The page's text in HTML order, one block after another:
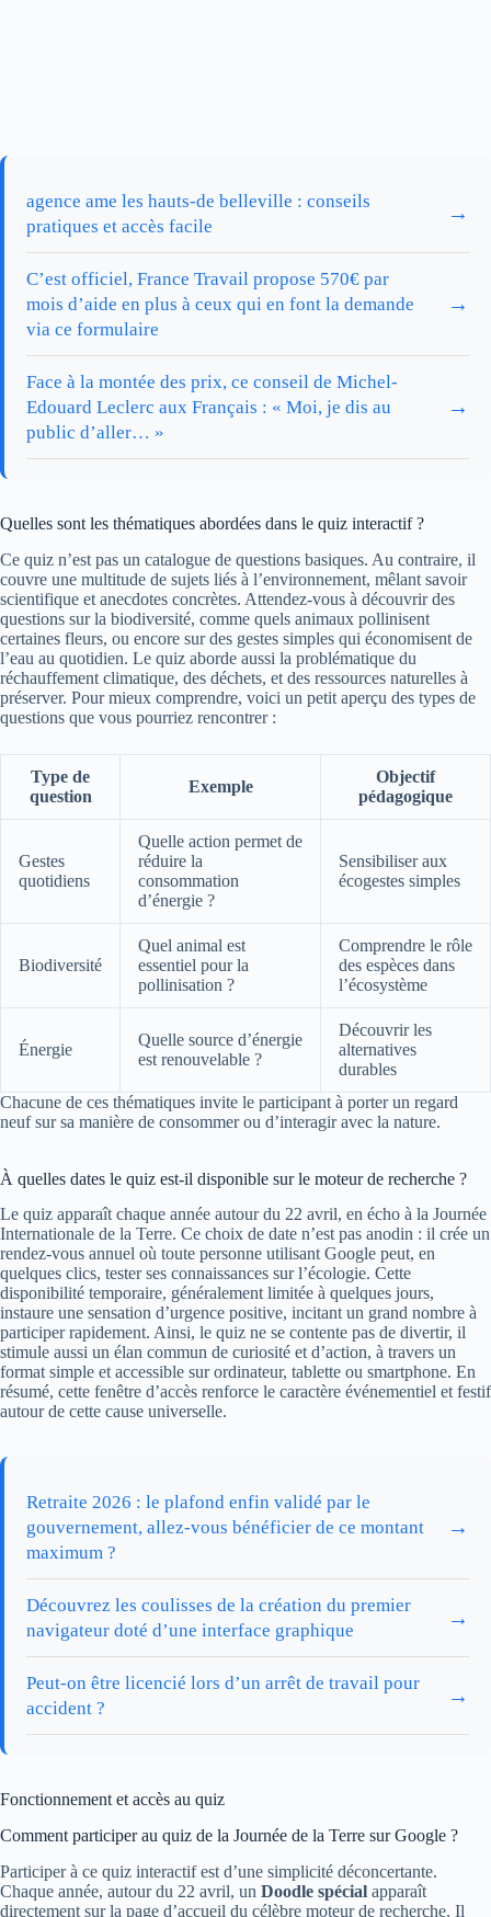
agence ame les hauts-de belleville : conseils
pratiques et accès facile
→
C’est officiel, France Travail propose 570€ par
mois d’aide en plus à ceux qui en font la demande
via ce formulaire
→
Face à la montée des prix, ce conseil de Michel-
Edouard Leclerc aux Français : « Moi, je dis au
public d’aller… »
→
Quelles sont les thématiques abordées dans le quiz interactif ?
Ce quiz n’est pas un catalogue de questions basiques. Au contraire, il
couvre une multitude de sujets liés à l’environnement, mêlant savoir
scientifique et anecdotes concrètes. Attendez-vous à découvrir des
questions sur la biodiversité, comme quels animaux pollinisent
certaines fleurs, ou encore sur des gestes simples qui économisent de
l’eau au quotidien. Le quiz aborde aussi la problématique du
réchauffement climatique, des déchets, et des ressources naturelles à
préserver. Pour mieux comprendre, voici un petit aperçu des types de
questions que vous pourriez rencontrer :
Type de
question
Exemple
Objectif
pédagogique
Gestes
quotidiens
Quelle action permet de
réduire la
consommation
d’énergie ?
Sensibiliser aux
écogestes simples
Biodiversité
Quel animal est
essentiel pour la
pollinisation ?
Comprendre le rôle
des espèces dans
l’écosystème
Énergie
Quelle source d’énergie
est renouvelable ?
Découvrir les
alternatives
durables
Chacune de ces thématiques invite le participant à porter un regard
neuf sur sa manière de consommer ou d’interagir avec la nature.
À quelles dates le quiz est-il disponible sur le moteur de recherche ?
Le quiz apparaît chaque année autour du 22 avril, en écho à la Journée
Internationale de la Terre. Ce choix de date n’est pas anodin : il crée un
rendez-vous annuel où toute personne utilisant Google peut, en
quelques clics, tester ses connaissances sur l’écologie. Cette
disponibilité temporaire, généralement limitée à quelques jours,
instaure une sensation d’urgence positive, incitant un grand nombre à
participer rapidement. Ainsi, le quiz ne se contente pas de divertir, il
stimule aussi un élan commun de curiosité et d’action, à travers un
format simple et accessible sur ordinateur, tablette ou smartphone. En
résumé, cette fenêtre d’accès renforce le caractère événementiel et festif
autour de cette cause universelle.
Retraite 2026 : le plafond enfin validé par le
gouvernement, allez-vous bénéficier de ce montant
maximum ?
→
Découvrez les coulisses de la création du premier
navigateur doté d’une interface graphique
→
Peut-on être licencié lors d’un arrêt de travail pour
accident ?
→
Fonctionnement et accès au quiz
Comment participer au quiz de la Journée de la Terre sur Google ?
Participer à ce quiz interactif est d’une simplicité déconcertante.
Chaque année, autour du 22 avril, un Doodle spécial apparaît
directement sur la page d’accueil du célèbre moteur de recherche. Il